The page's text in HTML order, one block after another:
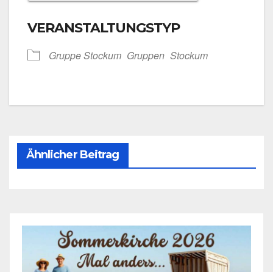
VERANSTALTUNGSTYP
Grup­pe Sto­ckum Grup­pen Sto­ckum
Ähnlicher Beitrag